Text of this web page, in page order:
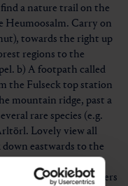
a nature trail on the
Heumoosalm. Carry on
towards the right up
regions to the
b) A footpath called
the Fulseck top station
mountain ridge, past a
rare species (e.g.
Lovely view all
eastwards to the
the track to
from one of the hoteliers